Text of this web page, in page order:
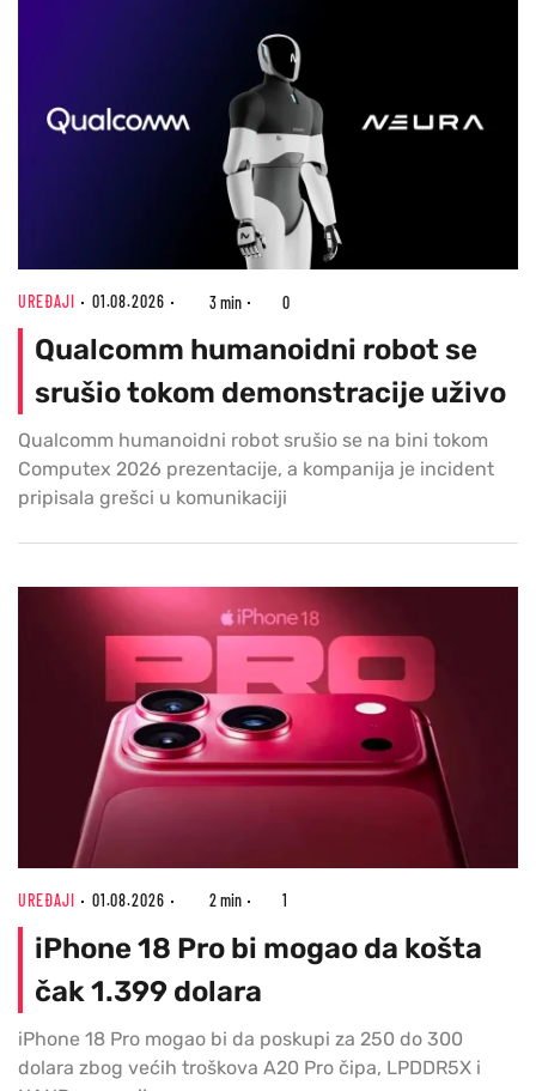
UREĐAJI 01.08.2026 3 min 0
Qualcomm humanoidni robot se
srušio tokom demonstracije uživo
Qualcomm humanoidni robot srušio se na bini tokom
Computex 2026 prezentacije, a kompanija je incident
pripisala grešci u komunikaciji
UREĐAJI 01.08.2026 2 min 1
iPhone 18 Pro bi mogao da košta
čak 1.399 dolara
iPhone 18 Pro mogao bi da poskupi za 250 do 300
dolara zbog većih troškova A20 Pro čipa, LPDDR5X i